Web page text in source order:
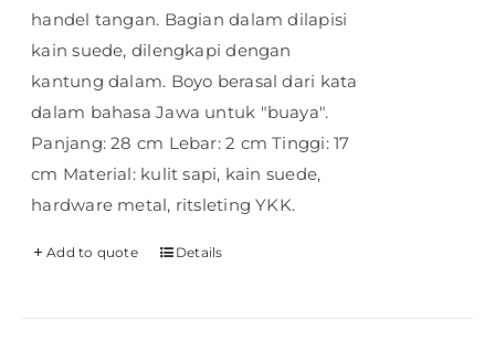
handel tangan. Bagian dalam dilapisi
kain suede, dilengkapi dengan
kantung dalam. Boyo berasal dari kata
dalam bahasa Jawa untuk "buaya".
Panjang: 28 cm Lebar: 2 cm Tinggi: 17
cm Material: kulit sapi, kain suede,
hardware metal, ritsleting YKK.
Add to quote Details